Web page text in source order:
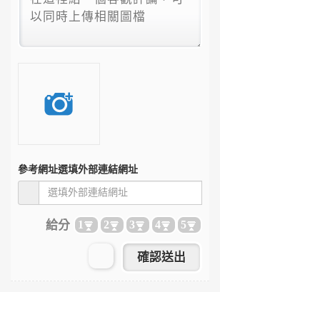
參考網址選填外部連結網址
給分 1 2 3 4 5